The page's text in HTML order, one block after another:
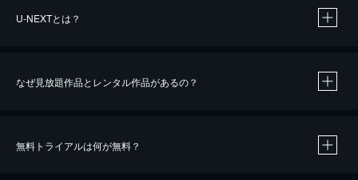
U-NEXTとは？
なぜ見放題作品とレンタル作品があるの？
無料トライアルは何が無料？